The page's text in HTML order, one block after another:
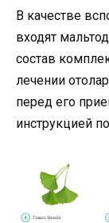
В качестве
входят
состав
лечении
перед его
инструкцией